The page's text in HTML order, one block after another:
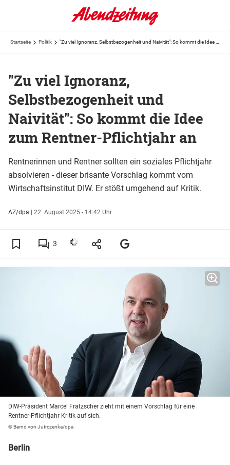
Startseite Politik
"Zu viel Ignoranz,
Selbstbezogenheit und
Naivität": So kommt die Idee
zum Rentner-Pflichtjahr an
Rentnerinnen und Rentner sollten ein soziales Pflichtjahr
absolvieren - dieser brisante Vorschlag kommt vom
Wirtschaftsinstitut DIW. Er stößt umgehend auf Kritik.
AZ/dpa | 22. August 2025 - 14:42 Uhr
3
DIW-Präsident Marcel Fratzscher zieht mit einem Vorschlag für eine
Rentner-Pflichtjahr Kritik auf sich.
© Bernd von Jutrczenka/dpa
Berlin